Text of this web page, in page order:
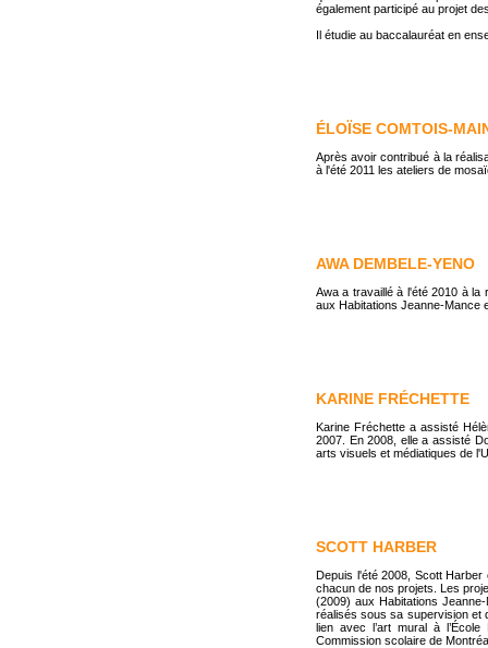
également participé au projet
Il étudie au baccalauréat en
ÉLOÏSE COMTOIS-
Après avoir contribué à la
à l'été 2011 les ateliers de
AWA DEMBELE-YENO
Awa a travaillé à l'été 2010 à la
aux Habitations Jeanne-Mance
KARINE FRÉCHETTE
Karine Fréchette a assisté
2007. En 2008, elle a assisté
arts visuels et médiatiques de
SCOTT HARBER
Depuis l'été 2008, Scott
chacun de nos projets. Les
(2009) aux Habitations
réalisés sous sa supervision et
lien avec l’art mural à
Commission scolaire de